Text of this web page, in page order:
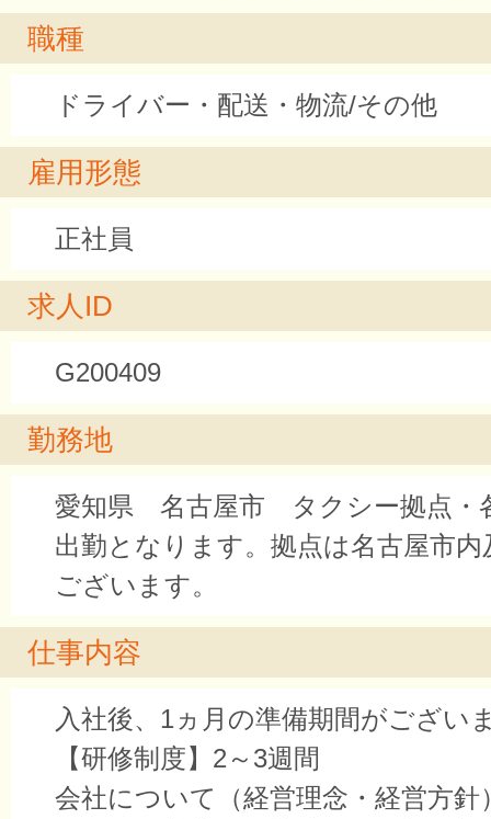
職種
ドライバー・配送・物流/その他
雇用形態
正社員
求人ID
G200409
勤務地
愛知県 名古屋市 タクシー拠点・
出勤となります。拠点は名古屋市
ございます。
仕事内容
入社後、1ヵ月の準備期間がござい
【研修制度】2～3週間
会社について（経営理念・経営方針